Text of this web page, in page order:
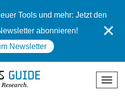
Tools und mehr: Jetzt den
abonnieren!
Newsletter
✕